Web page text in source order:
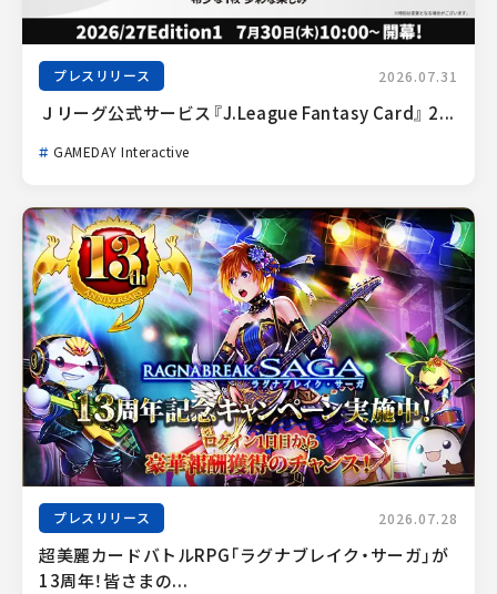
プレスリリース 2026.07.31
Ｊリーグ公式サービス『J.League Fantasy Card』 2...
GAMEDAY Interactive
プレスリリース 2026.07.28
超美麗カードバトルRPG「ラグナブレイク・サーガ」が
13周年！皆さまの...